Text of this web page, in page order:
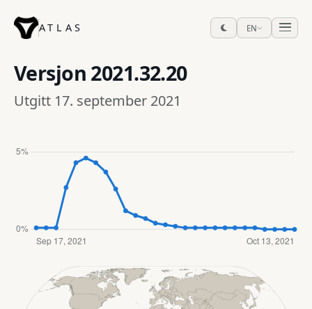
ATLAS EN
Versjon 2021.32.20
Utgitt 17. september 2021